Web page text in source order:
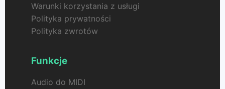
Warunki korzystania z usługi
Polityka prywatności
Polityka zwrotów
Funkcje
Audio do MIDI